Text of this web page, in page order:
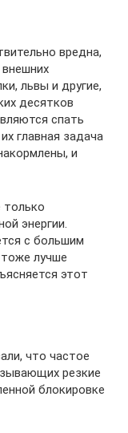
вредна,
львы и другие,
десятков
спать
главная задача
и
только
энергии.
с большим
лучше
этот
что частое
резкие
блокировке